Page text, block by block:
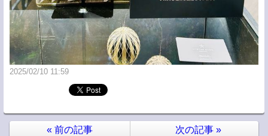
2025/02/10 11:59
« 前の記事 次の記事 »